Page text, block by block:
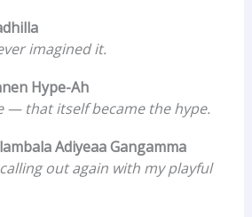
imagined it.
Hype-Ah
— that itself became the hype.
Adiyeaa Gangamma
calling out again with my playful